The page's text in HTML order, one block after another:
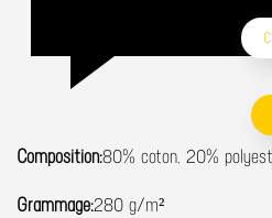
Composition:80% coton, 20%
Grammage:280 g/m²